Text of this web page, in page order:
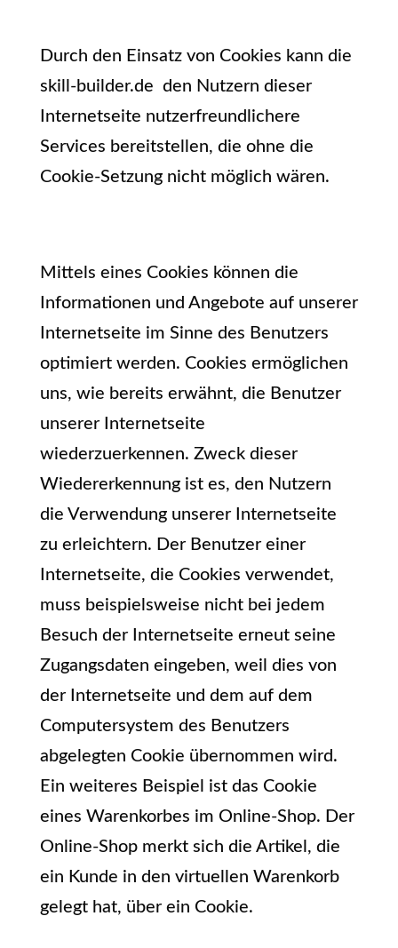
Durch den Einsatz von Cookies kann die
skill-builder.de den Nutzern dieser
Internetseite nutzerfreundlichere
Services bereitstellen, die ohne die
Cookie-Setzung nicht möglich wären.
Mittels eines Cookies können die
Informationen und Angebote auf unserer
Internetseite im Sinne des Benutzers
optimiert werden. Cookies ermöglichen
uns, wie bereits erwähnt, die Benutzer
unserer Internetseite
wiederzuerkennen. Zweck dieser
Wiedererkennung ist es, den Nutzern
die Verwendung unserer Internetseite
zu erleichtern. Der Benutzer einer
Internetseite, die Cookies verwendet,
muss beispielsweise nicht bei jedem
Besuch der Internetseite erneut seine
Zugangsdaten eingeben, weil dies von
der Internetseite und dem auf dem
Computersystem des Benutzers
abgelegten Cookie übernommen wird.
Ein weiteres Beispiel ist das Cookie
eines Warenkorbes im Online-Shop. Der
Online-Shop merkt sich die Artikel, die
ein Kunde in den virtuellen Warenkorb
gelegt hat, über ein Cookie.